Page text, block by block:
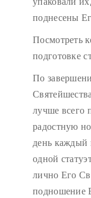
поднесены
Посмотреть
подготовке
По
лучше всего
радостную
день каждый
одной
лично Его
подношение